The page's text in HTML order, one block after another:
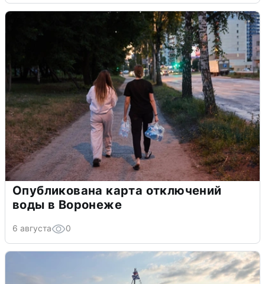
Опубликована карта отключений
воды в Воронеже
6 августа 0